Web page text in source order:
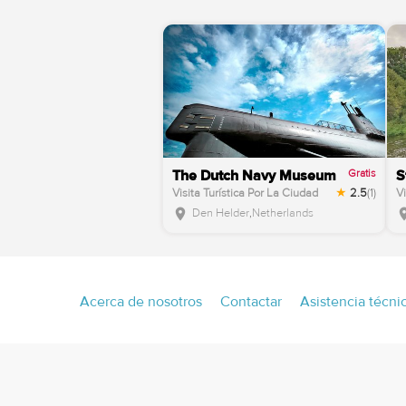
Angola
Anguilla
Antarctica
Antigua and Barbuda
The Dutch Navy Museum
Gratis
Visita Turística Por La Ciudad
2.5(1)
location_on Den Helder,Netherlands
Footer
Acerca de nosotros Contactar Asistencia